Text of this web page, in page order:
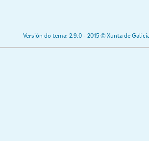
Versión do tema: 2.9.0 - 2015 © Xunta de